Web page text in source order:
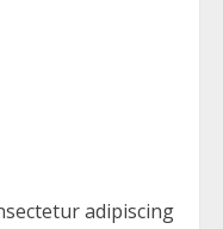
adipiscing